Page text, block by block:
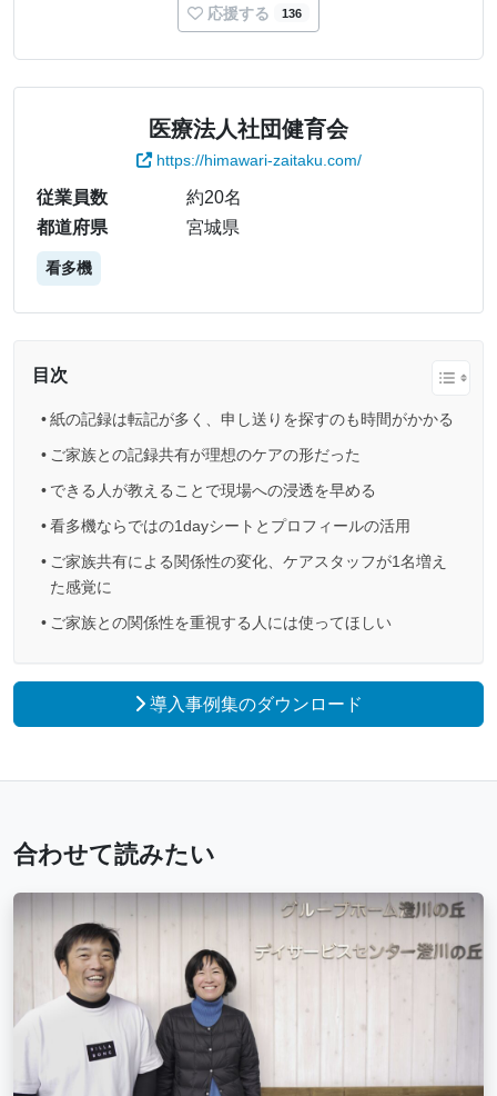
応援する 136
医療法人社団健育会
https://himawari-zaitaku.com/
従業員数
約20名
都道府県
宮城県
看多機
目次
紙の記録は転記が多く、申し送りを探すのも時間がかかる
ご家族との記録共有が理想のケアの形だった
できる人が教えることで現場への浸透を早める
看多機ならではの1dayシートとプロフィールの活用
ご家族共有による関係性の変化、ケアスタッフが1名増え
た感覚に
ご家族との関係性を重視する人には使ってほしい
導入事例集のダウンロード
合わせて読みたい